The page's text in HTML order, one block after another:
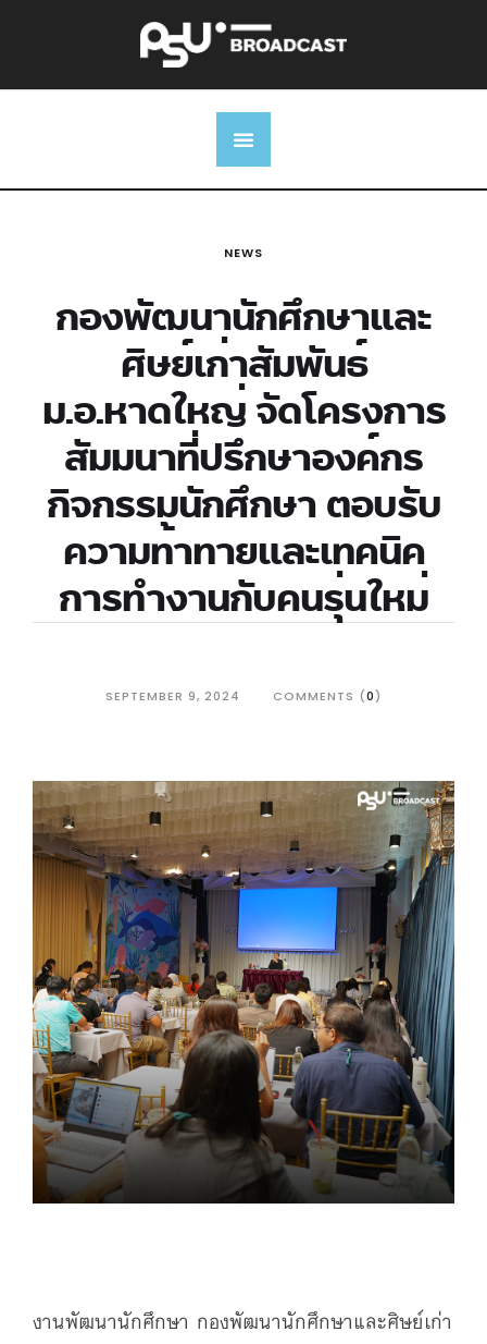
NEWS
กองพัฒนานักศึกษาและ
ศิษย์เก่าสัมพันธ์
ม.อ.หาดใหญ่ จัดโครงการ
สัมมนาที่ปรึกษาองค์กร
กิจกรรมนักศึกษา ตอบรับ
ความท้าทายและเทคนิค
การทำงานกับคนรุ่นใหม่
SEPTEMBER 9, 2024 COMMENTS (0)
งานพัฒนานักศึกษา กองพัฒนานักศึกษาและศิษย์เก่า